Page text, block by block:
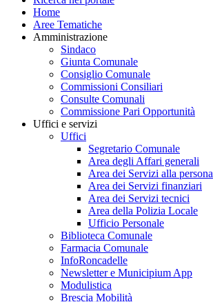
Home
Aree Tematiche
Amministrazione
Sindaco
Giunta Comunale
Consiglio Comunale
Commissioni Consiliari
Consulte Comunali
Commissione Pari Opportunità
Uffici e servizi
Uffici
Segretario Comunale
Area degli Affari generali
Area dei Servizi alla persona
Area dei Servizi finanziari
Area dei Servizi tecnici
Area della Polizia Locale
Ufficio Personale
Biblioteca Comunale
Farmacia Comunale
InfoRoncadelle
Newsletter e Municipium App
Modulistica
Brescia Mobilità